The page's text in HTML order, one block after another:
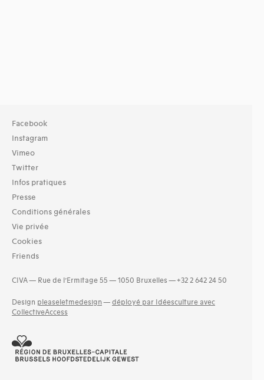
Facebook
Instagram
Vimeo
Twitter
Infos pratiques
Presse
Conditions générales
Vie privée
Cookies
Friends
CIVA — Rue de l’Ermitage 55 — 1050 Bruxelles — +32 2 642 24 50
Design pleaseletmedesign — déployé par Idéesculture avec
CollectiveAccess